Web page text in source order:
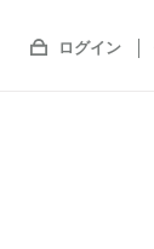
ログイン